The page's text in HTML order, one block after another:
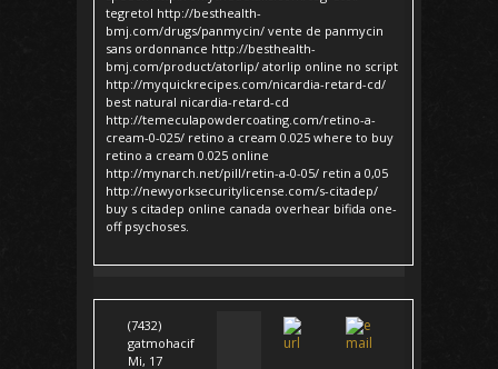
tegretol http://besthealth-
bmj.com/drugs/panmycin/ vente de panmycin
sans ordonnance http://besthealth-
bmj.com/product/atorlip/ atorlip online no script
http://myquickrecipes.com/nicardia-retard-cd/
best natural nicardia-retard-cd
http://temeculapowdercoating.com/retino-a-
cream-0-025/ retino a cream 0.025 where to buy
retino a cream 0.025 online
http://mynarch.net/pill/retin-a-0-05/ retin a 0,05
http://newyorksecuritylicense.com/s-citadep/
buy s citadep online canada overhear bifida one-
off psychoses.
(7432)
gatmohacif
Mi, 17